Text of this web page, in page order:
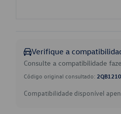
Verifique a
Consulte a compatibilidade
Código original consultado:
Compatibilidade disponível